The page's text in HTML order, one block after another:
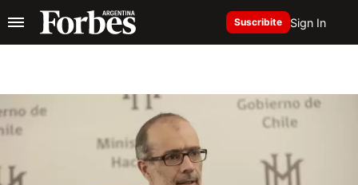
Suscribite Sign In